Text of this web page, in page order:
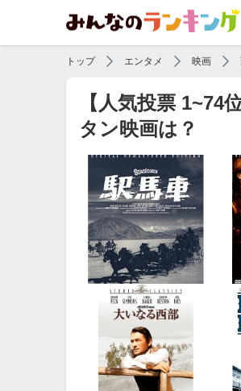
トップ エンタメ 映画
【人気投票
タン映画は？